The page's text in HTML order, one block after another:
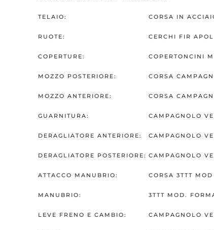
TELAIO: CORSA IN
RUOTE: CERCHI FIR
COPERTURE: COPERTONCINI
MOZZO POSTERIORE: CORSA
MOZZO ANTERIORE: CORSA
GUARNITURA: CAMPAGNOLO
DERAGLIATORE ANTERIORE: CAMPAGNOLO
DERAGLIATORE POSTERIORE: CAMPAGNOLO
ATTACCO MANUBRIO: CORSA 3TTT
MANUBRIO: 3TTT MOD.
LEVE FRENO E CAMBIO: CAMPAGNOLO